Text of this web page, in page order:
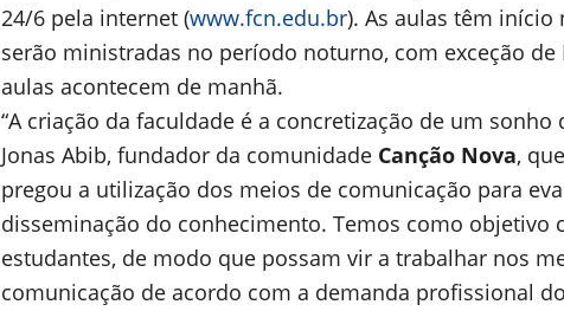
24/6 pela internet (www.fcn.edu.br). As aulas têm início
serão ministradas no período noturno, com exceção de
aulas acontecem de manhã.
“A criação da faculdade é a concretização de um
Jonas Abib, fundador da comunidade Canção Nova,
pregou a utilização dos meios de comunicação para
disseminação do conhecimento. Temos como objetivo
estudantes, de modo que possam vir a trabalhar nos
comunicação de acordo com a demanda profissional